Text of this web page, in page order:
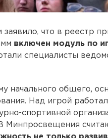
что в реестр
включен модуль по
специалисты
начального общего,
Над игрой
спортивной
Минпросвещения